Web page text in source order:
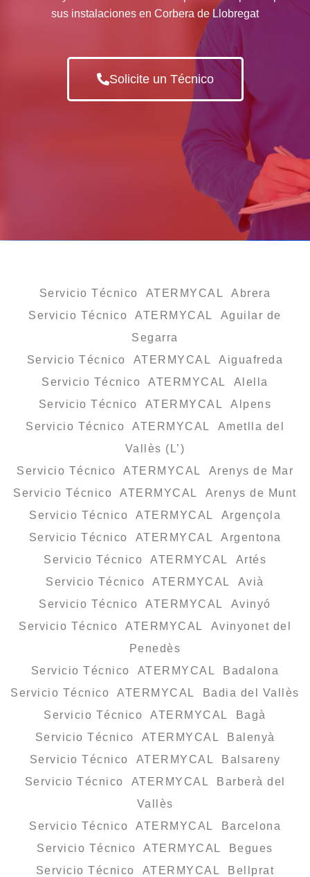
sus instalaciones en Corbera de Llobregat
Solicite un Técnico
Servicio Técnico ATERMYCAL Abrera
Servicio Técnico ATERMYCAL Aguilar de
Segarra
Servicio Técnico ATERMYCAL Aiguafreda
Servicio Técnico ATERMYCAL Alella
Servicio Técnico ATERMYCAL Alpens
Servicio Técnico ATERMYCAL Ametlla del
Vallès (L’)
Servicio Técnico ATERMYCAL Arenys de Mar
Servicio Técnico ATERMYCAL Arenys de Munt
Servicio Técnico ATERMYCAL Argençola
Servicio Técnico ATERMYCAL Argentona
Servicio Técnico ATERMYCAL Artés
Servicio Técnico ATERMYCAL Avià
Servicio Técnico ATERMYCAL Avinyó
Servicio Técnico ATERMYCAL Avinyonet del
Penedès
Servicio Técnico ATERMYCAL Badalona
Servicio Técnico ATERMYCAL Badia del Vallès
Servicio Técnico ATERMYCAL Bagà
Servicio Técnico ATERMYCAL Balenyà
Servicio Técnico ATERMYCAL Balsareny
Servicio Técnico ATERMYCAL Barberà del
Vallès
Servicio Técnico ATERMYCAL Barcelona
Servicio Técnico ATERMYCAL Begues
Servicio Técnico ATERMYCAL Bellprat